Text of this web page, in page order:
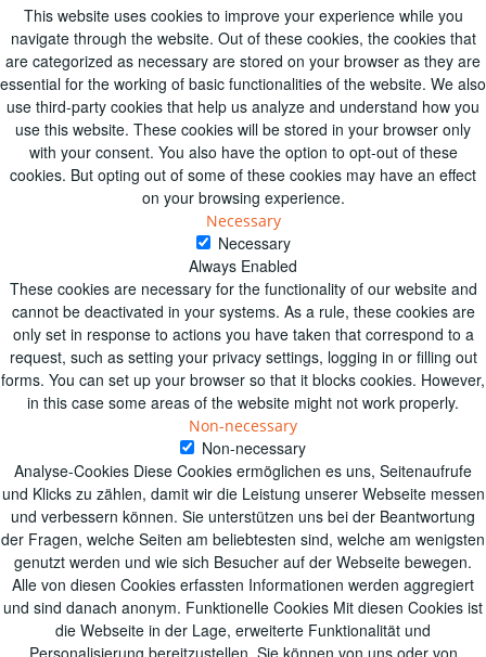
This website uses cookies to improve your experience while you
navigate through the website. Out of these cookies, the cookies that
are categorized as necessary are stored on your browser as they are
essential for the working of basic functionalities of the website. We also
use third-party cookies that help us analyze and understand how you
use this website. These cookies will be stored in your browser only
with your consent. You also have the option to opt-out of these
cookies. But opting out of some of these cookies may have an effect
on your browsing experience.
Necessary
Necessary
Always Enabled
These cookies are necessary for the functionality of our website and
cannot be deactivated in your systems. As a rule, these cookies are
only set in response to actions you have taken that correspond to a
request, such as setting your privacy settings, logging in or filling out
forms. You can set up your browser so that it blocks cookies. However,
in this case some areas of the website might not work properly.
Non-necessary
Non-necessary
Analyse-Cookies Diese Cookies ermöglichen es uns, Seitenaufrufe
und Klicks zu zählen, damit wir die Leistung unserer Webseite messen
und verbessern können. Sie unterstützen uns bei der Beantwortung
der Fragen, welche Seiten am beliebtesten sind, welche am wenigsten
genutzt werden und wie sich Besucher auf der Webseite bewegen.
Alle von diesen Cookies erfassten Informationen werden aggregiert
und sind danach anonym. Funktionelle Cookies Mit diesen Cookies ist
die Webseite in der Lage, erweiterte Funktionalität und
Personalisierung bereitzustellen. Sie können von uns oder von